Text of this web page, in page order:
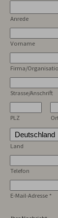
Anrede
Vorname
Firma/
Strasse/Anschrift
PLZ
Land
Telefon
E-Mail-Adresse *